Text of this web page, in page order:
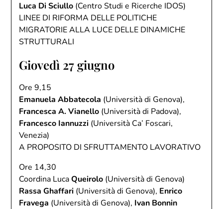
Luca Di Sciullo (Centro Studi e Ricerche IDOS)
LINEE DI RIFORMA DELLE POLITICHE
MIGRATORIE ALLA LUCE DELLE DINAMICHE
STRUTTURALI
Giovedì 27 giugno
Ore 9,15
Emanuela Abbatecola (Università di Genova),
Francesca A. Vianello (Università di Padova),
Francesco Iannuzzi (Università Ca’ Foscari,
Venezia)
A PROPOSITO DI SFRUTTAMENTO LAVORATIVO
Ore 14,30
Coordina LucaQueirolo (Università di Genova)
Rassa Ghaffari (Università di Genova), Enrico
Fravega (Università di Genova), Ivan Bonnin